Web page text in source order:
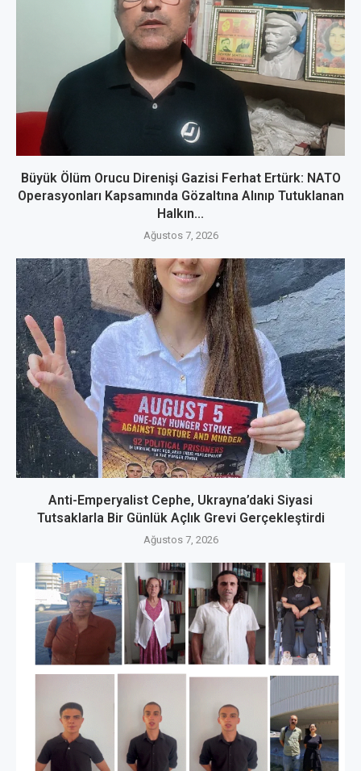
Büyük Ölüm Orucu Direnişi Gazisi Ferhat Ertürk: NATO
Operasyonları Kapsamında Gözaltına Alınıp Tutuklanan
Halkın...
Ağustos 7, 2026
Anti-Emperyalist Cephe, Ukrayna’daki Siyasi
Tutsaklarla Bir Günlük Açlık Grevi Gerçekleştirdi
Ağustos 7, 2026